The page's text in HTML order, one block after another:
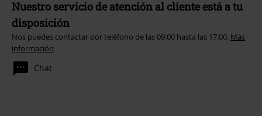
Nuestro servicio de atención al cliente está a tu
disposición
Nos puedes contactar por teléfono de las 09:00 hasta las 17:00. Más
información
Chat